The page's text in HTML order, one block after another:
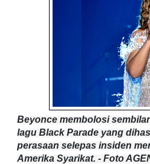
Beyonce membolosi
lagu Black Parade yang
perasaan selepas insiden
Amerika Syarikat. - Foto